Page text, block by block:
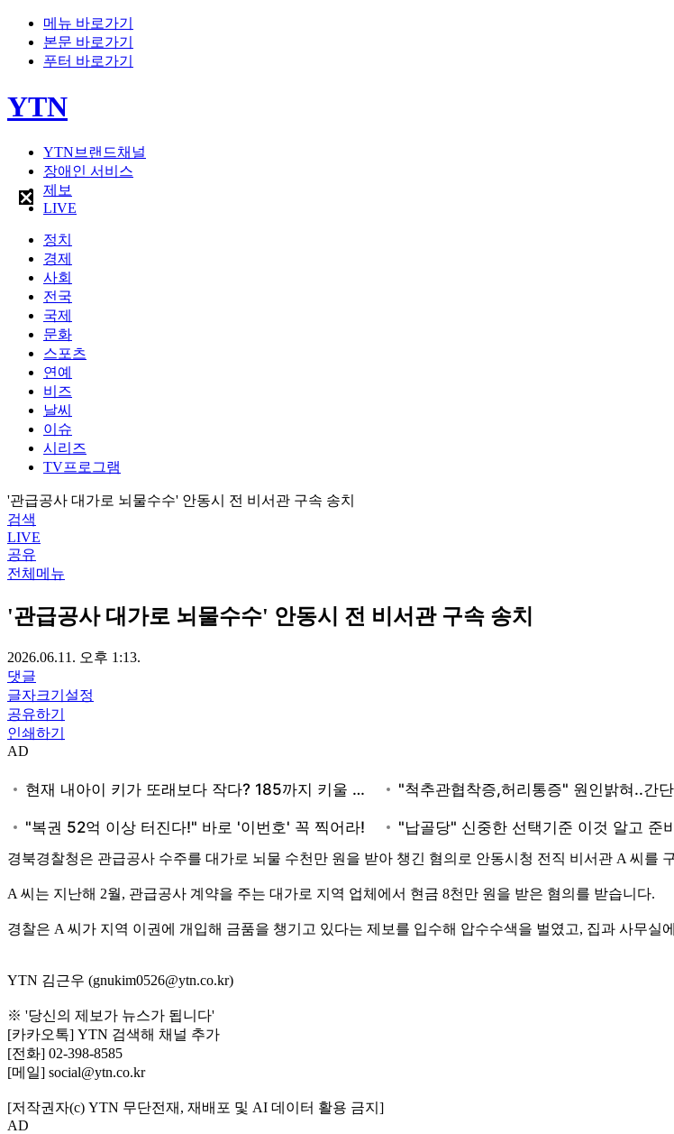
메뉴 바로가기
본문 바로가기
푸터 바로가기
YTN
YTN브랜드채널
장애인 서비스
제보
LIVE
정치
경제
사회
전국
국제
문화
스포츠
연예
비즈
날씨
이슈
시리즈
TV프로그램
'관급공사 대가로 뇌물수수' 안동시 전 비서관 구속 송치
검색
LIVE
공유
전체메뉴
'관급공사 대가로 뇌물수수' 안동시 전 비서관 구속 송치
2026.06.11. 오후 1:13.
댓글
글자크기설정
공유하기
인쇄하기
AD
경북경찰청은 관급공사 수주를 대가로 뇌물 수천만 원을 받아 챙긴 혐의로 안동시청 전직 비서관 A 씨를
A 씨는 지난해 2월, 관급공사 계약을 주는 대가로 지역 업체에서 현금 8천만 원을 받은 혐의를 받습니다.
경찰은 A 씨가 지역 이권에 개입해 금품을 챙기고 있다는 제보를 입수해 압수수색을 벌였고, 집과 사무
YTN 김근우 (gnukim0526@ytn.co.kr)
※ '당신의 제보가 뉴스가 됩니다'
[카카오톡] YTN 검색해 채널 추가
[전화] 02-398-8585
[메일] social@ytn.co.kr
[저작권자(c) YTN 무단전재, 재배포 및 AI 데이터 활용 금지]
AD